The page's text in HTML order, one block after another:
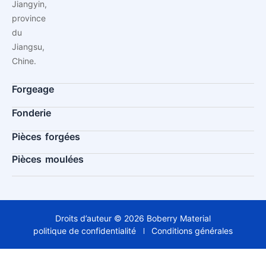
Jiangyin,
province
du
Jiangsu,
Chine.
Forgeage
Fonderie
Pièces forgées
Pièces moulées
Droits d’auteur © 2026 Boberry Material
politique de confidentialité
Conditions générales